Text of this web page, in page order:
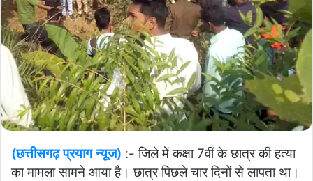
(छत्तीसगढ़ प्रयाग न्यूज) :- जिले में कक्षा 7वीं के छात्र की हत्या
का मामला सामने आया है। छात्र पिछले चार दिनों से लापता था।